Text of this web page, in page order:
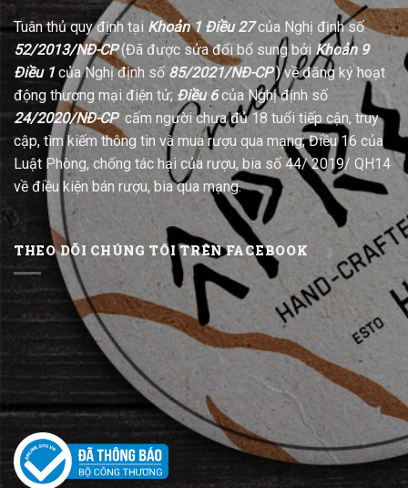
Tuân thủ quy định tại Khoản 1 Điều 27của Nghị định số
52/2013/NĐ-CP(Đã được sửa đổi bổ sung bởi Khoản 9
Điều 1của Nghị định số 85/2021/NĐ-CP) về đăng ký hoạt
động thương mại điện tử; Điều 6của Nghị định số
24/2020/NĐ-CPcấm người chưa đủ 18 tuổi tiếp cận, truy
cập, tìm kiếm thông tin và mua rượu qua mạng; Điều 16 của
Luật Phòng, chống tác hại của rượu, bia số 44/ 2019/ QH14
về điều kiện bán rượu, bia qua mạng.
THEO DÕI CHÚNG TÔI TRÊN FACEBOOK